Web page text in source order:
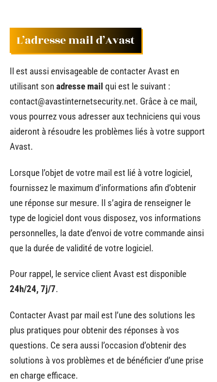
L’adresse mail d’Avast
Il est aussi envisageable de contacter Avast en
utilisant son adresse mail qui est le suivant :
contact@avastinternetsecurity.net. Grâce à ce mail,
vous pourrez vous adresser aux techniciens qui vous
aideront à résoudre les problèmes liés à votre support
Avast.
Lorsque l’objet de votre mail est lié à votre logiciel,
fournissez le maximum d’informations afin d’obtenir
une réponse sur mesure. Il s’agira de renseigner le
type de logiciel dont vous disposez, vos informations
personnelles, la date d’envoi de votre commande ainsi
que la durée de validité de votre logiciel.
Pour rappel, le service client Avast est disponible
24h/24, 7j/7.
Contacter Avast par mail est l’une des solutions les
plus pratiques pour obtenir des réponses à vos
questions. Ce sera aussi l’occasion d’obtenir des
solutions à vos problèmes et de bénéficier d’une prise
en charge efficace.